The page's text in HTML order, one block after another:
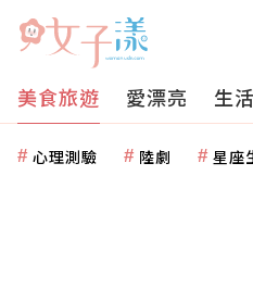
美食旅遊 愛漂亮 生
心理測驗 陸劇 星座